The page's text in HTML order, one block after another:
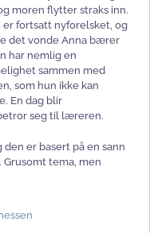
moren flytter straks inn.
er fortsatt nyforelsket, og
det vonde Anna bærer
har nemlig en
sammen med
som hun ikke kan
En dag blir
seg til læreren.
er basert på en sann
Grusomt tema, men